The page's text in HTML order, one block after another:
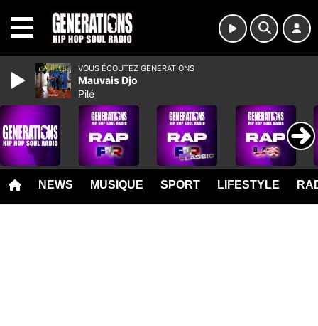
NEWS MUSIQUE SPORT LIFESTYLE
VOUS ÉCOUTEZ GENERATIONS
Mauvais Djo
Pilé